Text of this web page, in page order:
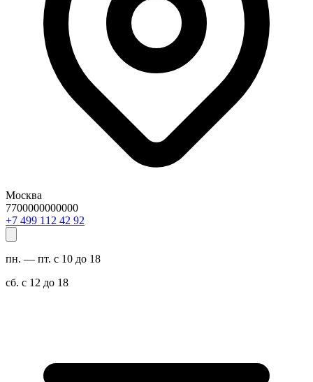
Москва
7700000000000
29 24 211 994 7+
пн. — пт. с 10 до 18
сб. с 12 до 18